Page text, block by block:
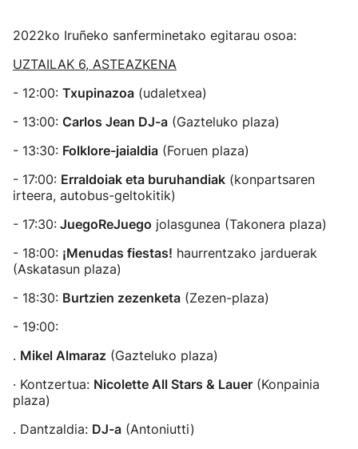
2022ko Iruñeko sanferminetako egitarau osoa:
UZTAILAK 6, ASTEAZKENA
- 12:00: Txupinazoa (udaletxea)
- 13:00: Carlos Jean DJ-a (Gazteluko plaza)
- 13:30: Folklore-jaialdia (Foruen plaza)
- 17:00: Erraldoiak eta buruhandiak (konpartsaren
irteera, autobus-geltokitik)
- 17:30: JuegoReJuego jolasgunea (Takonera plaza)
- 18:00: ¡Menudas fiestas! haurrentzako jarduerak
(Askatasun plaza)
- 18:30: Burtzien zezenketa (Zezen-plaza)
- 19:00:
. Mikel Almaraz (Gazteluko plaza)
· Kontzertua: Nicolette All Stars & Lauer (Konpainia
plaza)
. Dantzaldia: DJ-a (Antoniutti)